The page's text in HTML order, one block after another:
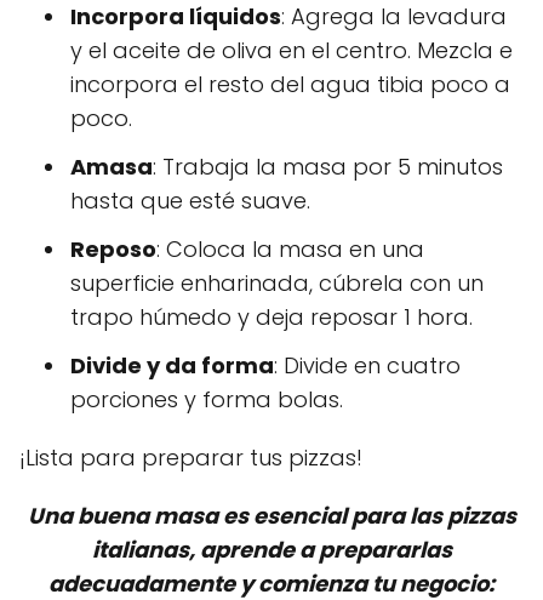
Incorpora líquidos: Agrega la levadura
y el aceite de oliva en el centro. Mezcla e
incorpora el resto del agua tibia poco a
poco.
Amasa: Trabaja la masa por 5 minutos
hasta que esté suave.
Reposo: Coloca la masa en una
superficie enharinada, cúbrela con un
trapo húmedo y deja reposar 1 hora.
Divide y da forma: Divide en cuatro
porciones y forma bolas.
¡Lista para preparar tus pizzas!
Una buena masa es esencial para las pizzas
italianas, aprende a prepararlas
adecuadamente y comienza tu negocio: